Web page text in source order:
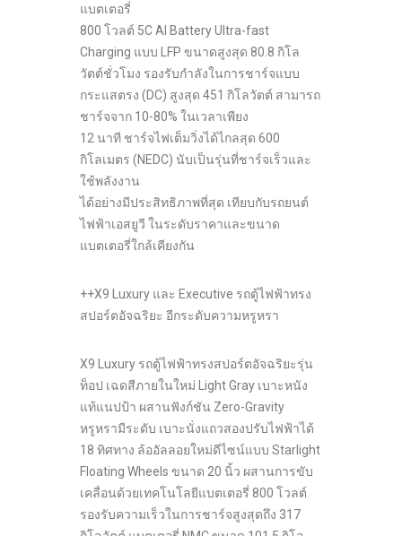
แบตเตอรี่
800 โวลต์ 5C AI Battery Ultra-fast
Charging แบบ LFP ขนาดสูงสุด 80.8 กิโล
วัตต์ชั่วโมง รองรับกำลังในการชาร์จแบบ
กระแสตรง (DC) สูงสุด 451 กิโลวัตต์ สามารถ
ชาร์จจาก 10-80% ในเวลาเพียง
12 นาที ชาร์จไฟเต็มวิ่งได้ไกลสุด 600
กิโลเมตร (NEDC) นับเป็นรุ่นที่ชาร์จเร็วและ
ใช้พลังงาน
ได้อย่างมีประสิทธิภาพที่สุด เทียบกับรถยนต์
ไฟฟ้าเอสยูวี ในระดับราคาและขนาด
แบตเตอรี่ใกล้เคียงกัน
++X9 Luxury และ Executive รถตู้ไฟฟ้าทรง
สปอร์ตอัจฉริยะ อีกระดับความหรูหรา
X9 Luxury รถตู้ไฟฟ้าทรงสปอร์ตอัจฉริยะรุ่น
ท็อป เฉดสีภายในใหม่ Light Gray เบาะหนัง
แท้แนปป้า ผสานฟังก์ชัน Zero-Gravity
หรูหรามีระดับ เบาะนั่งแถวสองปรับไฟฟ้าได้
18 ทิศทาง ล้ออัลลอยใหม่ดีไซน์แบบ Starlight
Floating Wheels ขนาด 20 นิ้ว ผสานการขับ
เคลื่อนด้วยเทคโนโลยีแบตเตอรี่ 800 โวลต์
รองรับความเร็วในการชาร์จสูงสุดถึง 317